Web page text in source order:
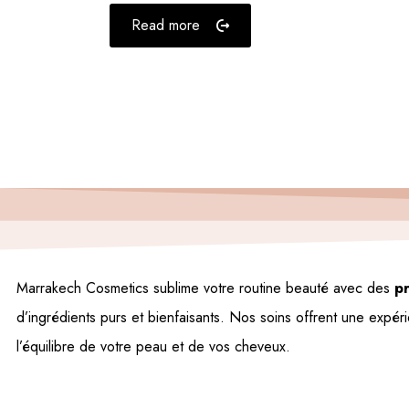
Read more
Marrakech Cosmetics sublime votre routine beauté avec des
d’ingrédients purs et bienfaisants. Nos soins offrent une
l’équilibre de votre peau et de vos cheveux.